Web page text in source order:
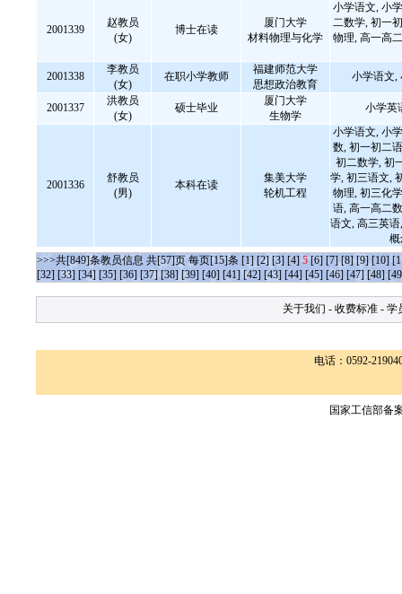
2001339
赵教员
(女)
博士在读
厦门大学
材料物理与化学
小学语文, 小
二数学, 初一
物理, 高一高
2001338
李教员
(女)
在职小学教师
福建师范大学
思想政治教育
小学语文,
2001337
洪教员
(女)
硕士毕业
厦门大学
生物学
小学英
2001336
舒教员
(男)
本科在读
集美大学
轮机工程
小学语文, 小
数, 初一初二
初二数学, 初
学, 初三语文,
物理, 初三化
语, 高一高二
语文, 高三英
>>>共[849]条教员信息 共[57]页 每页[15]条 [1] [2] [3] [4] 5 [6] [7] [8] [9] [10]
[32] [33] [34] [35] [36] [37] [38] [39] [40] [41] [42] [43] [44] [45] [46] [47] [48]
关于我们 - 收费标准 - 学
电话：0592-
国家工信部备